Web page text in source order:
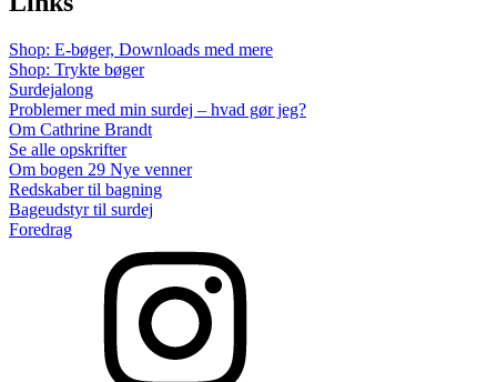
Shop: E-bøger, Downloads med mere
Shop: Trykte bøger
Surdejalong
Problemer med min surdej – hvad gør jeg?
Om Cathrine Brandt
Se alle opskrifter
Om bogen 29 Nye venner
Redskaber til bagning
Bageudstyr til surdej
Foredrag